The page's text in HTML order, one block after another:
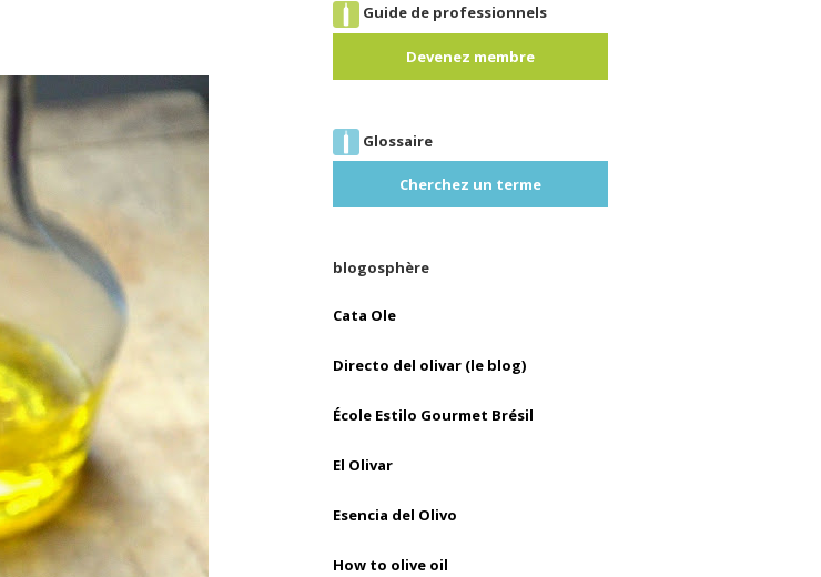
Guide de professionnels
Devenez membre
Glossaire
Cherchez un terme
blogosphère
Cata Ole
Directo del olivar (le blog)
École Estilo Gourmet Brésil
El Olivar
Esencia del Olivo
How to olive oil